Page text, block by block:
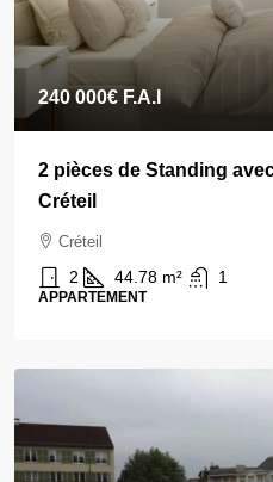
240 000€ F.A.I
2 pièces de Standing
Créteil
Créteil
2 44.78 m² 1
APPARTEMENT